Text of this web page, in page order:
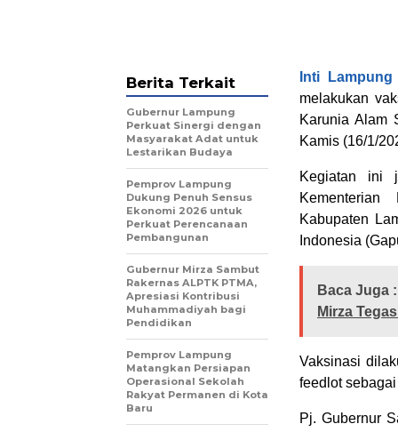
Inti Lampung
melakukan
Karunia Alam
Kamis (16/1/
Kegiatan ini
Kabupaten
Indonesia
Baca Juga :
Mirza
Vaksinasi
feedlot
Pj. Gubernur
Berita Terkait
Gubernur Lampung
Perkuat Sinergi dengan
Masyarakat Adat untuk
Lestarikan Budaya
Pemprov Lampung
Dukung Penuh Sensus
Ekonomi 2026 untuk
Perkuat Perencanaan
Pembangunan
Gubernur Mirza Sambut
Rakernas ALPTK PTMA,
Apresiasi Kontribusi
Muhammadiyah bagi
Pendidikan
Pemprov Lampung
Matangkan Persiapan
Operasional Sekolah
Rakyat Permanen di Kota
Baru